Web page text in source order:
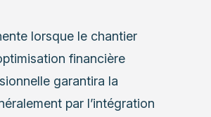
lorsque le chantier
financière
garantira la
par l’intégration